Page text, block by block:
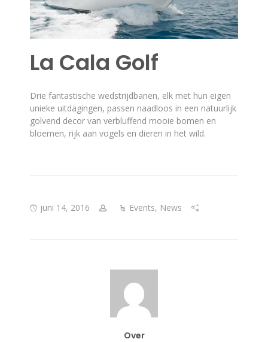
La Cala Golf
Drie fantastische wedstrijdbanen, elk met hun eigen
unieke uitdagingen, passen naadloos in een natuurlijk
golvend decor van verbluffend mooie bomen en
bloemen, rijk aan vogels en dieren in het wild.
juni 14, 2016 Events, News
Over